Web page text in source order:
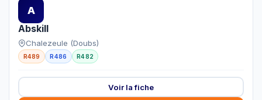
A
Abskill
Chalezeule (Doubs)
R489 R486 R482
Voir la fiche